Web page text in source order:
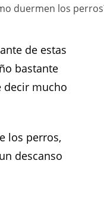
duermen los
de estas
bastante
decir mucho
los perros,
descanso